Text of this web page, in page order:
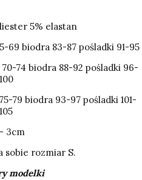
5% elastan
69 biodra 83-87 pośladki 91-95
74 biodra 88-92 pośladki 96-
100
79 biodra 93-97 pośladki 101-
105
3cm
sobie rozmiar S.
modelki